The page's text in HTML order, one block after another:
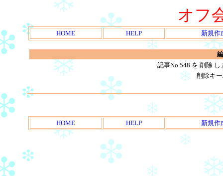
オフ
HOME HELP 新規作
記事No.548 を 削除
削除キ
HOME HELP 新規作